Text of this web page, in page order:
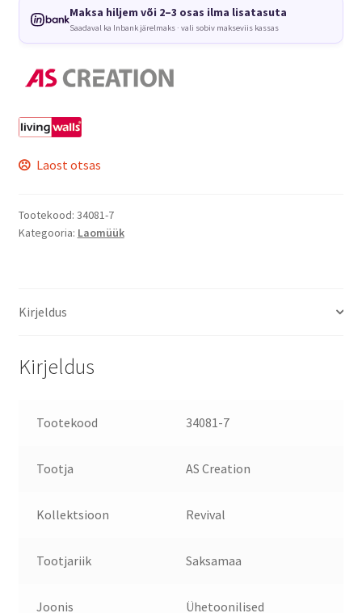
oli:
€22.90.
is:
€5.00.
Maksa hiljem või 2–3 osas ilma lisatasuta
Saadaval ka Inbank järelmaks · vali sobiv makseviis kassas
Laost otsas
Tootekood: 34081-7
Kategooria: Laomüük
Kirjeldus
Kirjeldus
Tootekood 34081-7
Tootja AS Creation
Kollektsioon Revival
Tootjariik Saksamaa
Joonis Ühetoonilised